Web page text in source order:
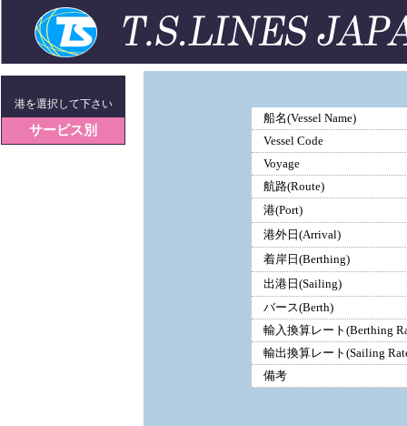
港を選択して下さい
サービス別
船名(Vessel Name)
Vessel Code
Voyage
航路(Route)
港(Port)
港外日(Arrival)
着岸日(Berthing)
出港日(Sailing)
バース(Berth)
輸入換算レート(Berthing
輸出換算レート(Sailing
備考